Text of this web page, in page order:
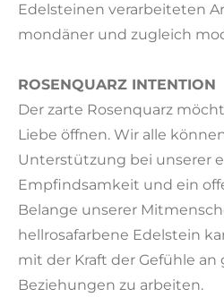
Edelsteinen verarbeiteten
mondäner und zugleich
ROSENQUARZ INTENTION
Der zarte Rosenquarz
Liebe öffnen. Wir alle
Unterstützung bei unserer
Empfindsamkeit und ein
Belange unserer
hellrosafarbene Edelstein
mit der Kraft der Gefühle an
Beziehungen zu arbeiten.